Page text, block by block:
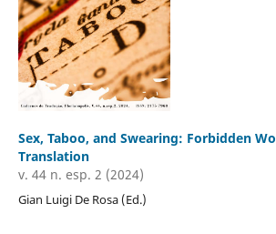
Sex, Taboo, and Swearing: Forbidden
Translation
v. 44 n. esp. 2 (2024)
Gian Luigi De Rosa (Ed.)